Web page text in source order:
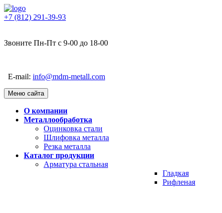
+7 (812) 291-39-93
Звоните Пн-Пт с 9-00 до 18-00
E-mail: info@mdm-metall.com
Меню сайта
О компании
Металлообработка
Оцинковка стали
Шлифовка металла
Резка металла
Каталог продукции
Арматура стальная
Гладкая
Рифленая